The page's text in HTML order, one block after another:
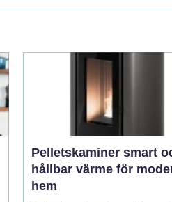
Pelletskaminer smart och
hållbar värme för
hem